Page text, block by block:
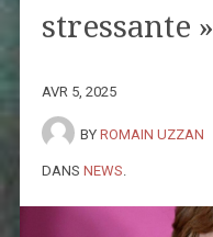
stressante »
AVR 5, 2025
BY ROMAIN UZZAN
DANS NEWS